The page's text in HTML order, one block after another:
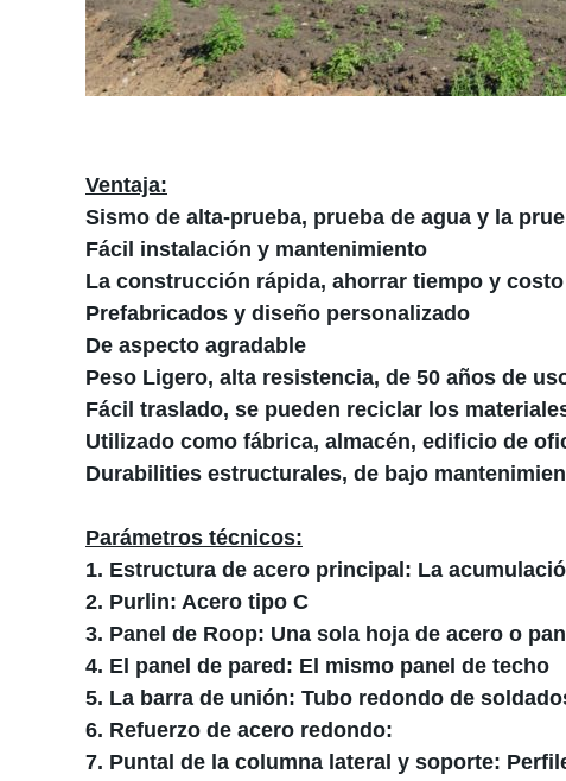
Ventaja:
Sismo de alta-prueba, prueba de agua y la
Fácil instalación y mantenimiento
La construcción rápida, ahorrar tiempo y
Prefabricados y diseño personalizado
De aspecto agradable
Peso Ligero, alta resistencia, de 50 años de
Fácil traslado, se pueden reciclar los
Utilizado como fábrica, almacén, edificio de
Durabilities estructurales, de bajo
Parámetros técnicos:
1. Estructura de acero principal: La
2. Purlin: Acero tipo C
3. Panel de Roop: Una sola hoja de acero o
4. El panel de pared: El mismo panel de techo
5. La barra de unión: Tubo redondo de
6. Refuerzo de acero redondo:
7. Puntal de la columna lateral y soporte: